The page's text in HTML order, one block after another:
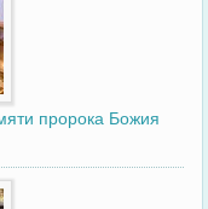
пророка Божия